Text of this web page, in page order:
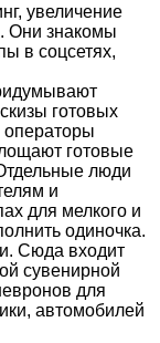
увеличение
Они знакомы
в соцсетях,
готовых
готовые
люди
и
для мелкого и
одиночка.
Сюда входит
сувенирной
для
автомобилей